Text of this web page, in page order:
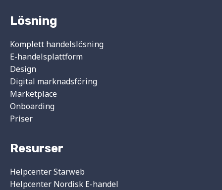
Lösning
Komplett handelslösning
E-handelsplattform
Design
Digital marknadsföring
Marketplace
Onboarding
Priser
Resurser
Helpcenter Starweb
Helpcenter Nordisk E-handel